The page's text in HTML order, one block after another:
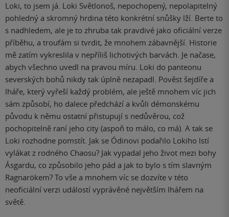
Loki, to jsem já. Loki Světlonoš, nepochopený, nepolapitelný
pohledný a skromný hrdina této konkrétní snůšky lží. Berte to
s nadhledem, ale je to zhruba tak pravdivé jako oficiální verze
příběhu, a troufám si tvrdit, že mnohem zábavnější. Historie
mě zatím vykreslila v nepříliš lichotivých barvách. Je načase,
abych všechno uvedl na pravou míru. Loki do panteonu
severských bohů nikdy tak úplně nezapadl. Pověst šejdíře a
lháře, který vyřeší každý problém, ale ještě mnohem víc jich
sám způsobí, ho dalece předchází a kvůli démonskému
původu k němu ostatní přistupují s nedůvěrou, což
pochopitelně raní jeho city (aspoň to málo, co má). A tak se
Loki rozhodne pomstít. Jak se Ódinovi podařilo Lokiho lstí
vylákat z rodného Chaosu? Jak vypadal jeho život mezi bohy
Ásgardu, co způsobilo jeho pád a jak to bylo s tím slavným
Ragnarökem? To vše a mnohem víc se dozvíte v této
neoficiální verzi událostí vyprávěné největším lhářem na
světě.